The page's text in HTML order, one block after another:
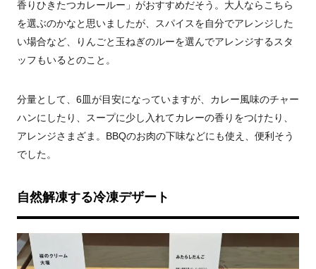
香りひきたつカレールー」がおすすめだそう。大人ならこちら
を選ぶのかなと思いましたが、スパイスを自分でアレンジした
い場合など、りんごと玉ねぎのルーを選んでアレンジするスタ
ッフもいるとのこと。
分量として、6皿が目安になっていますが、カレー風味のチャー
ハンにしたり、スープに少し入れてカレーの香りをつけたり、
アレンジさまざま。BBQのお肉の下味などにも使え、便利そう
でした。
自然解凍する冷凍デザート